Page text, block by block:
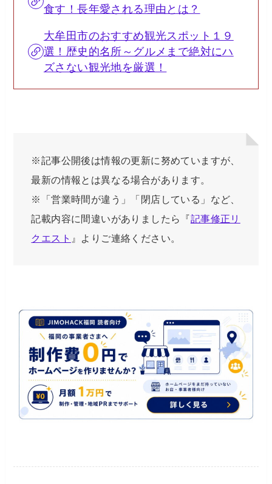
食す！長年愛される理由とは？
大牟田市のおすすめ観光スポット１９
選！歴史的名所～グルメまで絶対にハ
ズさない観光地を厳選！
※記事公開後は情報の更新に努めていますが、
最新の情報とは異なる場合があります。
※「営業時間が違う」「閉店している」など、
記載内容に間違いがありましたら『記事修正リ
クエスト 』よりご連絡ください。